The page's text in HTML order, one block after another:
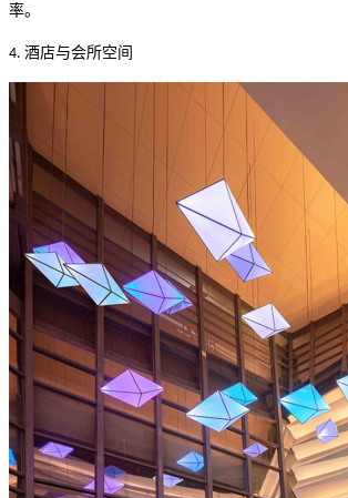
率。
4. 酒店与会所空间